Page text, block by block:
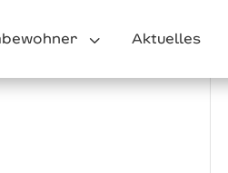
3 Aktuelles